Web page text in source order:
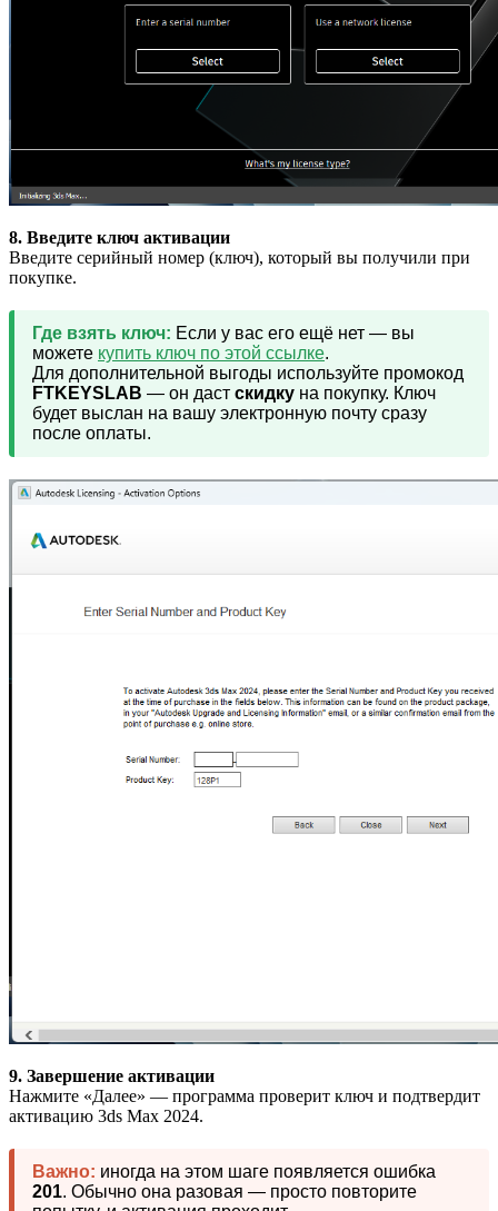
8. Введите ключ активации
Введите серийный номер (ключ), который вы получили при
покупке.
Где взять ключ: Если у вас его ещё нет — вы
можете купить ключ по этой ссылке.
Для дополнительной выгоды используйте промокод
FTKEYSLAB — он даст скидку на покупку. Ключ
будет выслан на вашу электронную почту сразу
после оплаты.
9. Завершение активации
Нажмите «Далее» — программа проверит ключ и подтвердит
активацию 3ds Max 2024.
Важно: иногда на этом шаге появляется ошибка
201. Обычно она разовая — просто повторите